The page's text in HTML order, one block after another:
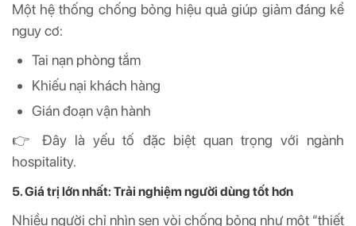
Một hệ thống chống bỏng hiệu quả giúp giảm đáng kể
nguy cơ:
Tai nạn phòng tắm
Khiếu nại khách hàng
Gián đoạn vận hành
👉 Đây là yếu tố đặc biệt quan trọng với ngành
hospitality.
5. Giá trị lớn nhất: Trải nghiệm người dùng tốt hơn
Nhiều người chỉ nhìn sen vòi chống bỏng như một “thiết